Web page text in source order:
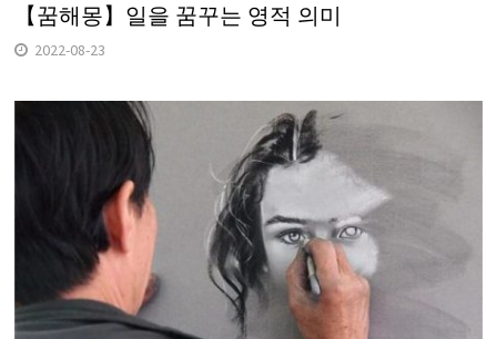
【꿈해몽】일을 꿈꾸는 영적 의미
2022-08-23